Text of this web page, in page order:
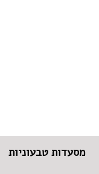
מסעדות טבעוניות